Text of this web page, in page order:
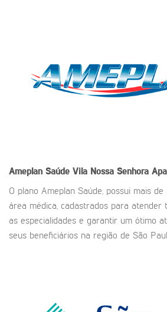
Ameplan Saúde Vila Nossa Senhora
O plano Ameplan Saúde, possui mais
área médica, cadastrados para atender
as especialidades e garantir um ótimo
seus beneficiários na região de São